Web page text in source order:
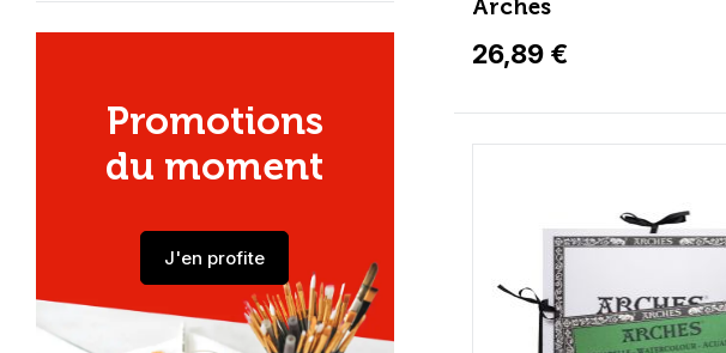
Promotions
du moment
J'en profite
Arches
26,89 €